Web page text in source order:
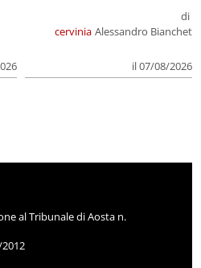
cervinia
di
Alessandro Bianchet
il 07/08/2026
al Tribunale di Aosta n.